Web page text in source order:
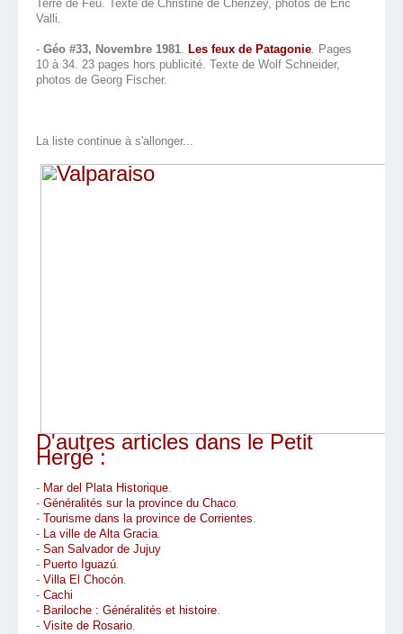
Terre de Feu. Texte de Christine de Cherizey, photos de Eric
Valli.
- Géo #33, Novembre 1981. Les feux de Patagonie. Pages
10 à 34. 23 pages hors publicité. Texte de Wolf Schneider,
photos de Georg Fischer.
La liste continue à s'allonger...
D'autres articles dans le Petit
Hergé :
- Mar del Plata Historique.
- Généralités sur la province du Chaco.
- Tourisme dans la province de Corrientes.
- La ville de Alta Gracia.
- San Salvador de Jujuy
- Puerto Iguazú.
- Villa El Chocón.
- Cachi
- Bariloche : Généralités et histoire.
- Visite de Rosario.